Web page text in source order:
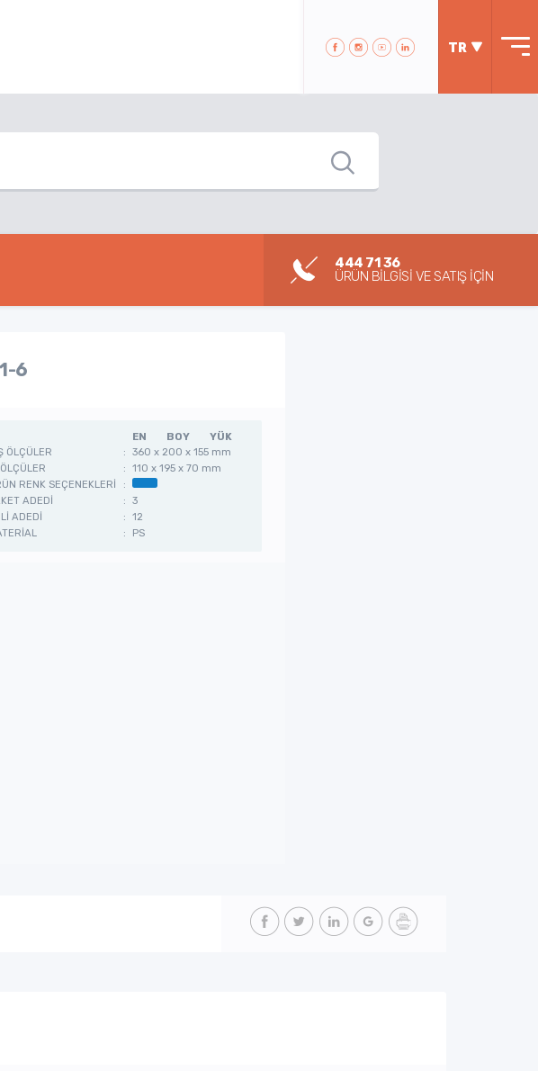
TR
444 71 36
ÜRÜN BİLGİSİ VE SATIŞ İÇİN
6
EN BOY
YÜK
ÖLÇÜLER
:
360 x 200 x 155 mm
:
110 x 195 x 70 mm
RENK SEÇENEKLERİ
:
ADEDİ
:
3
ADEDİ
:
12
: PS